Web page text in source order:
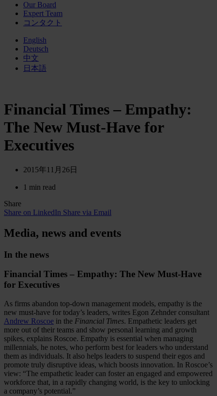
Our Board
Expert Team
コンタクト
English
Deutsch
中文
日本語
Financial Times – Empathy:
The New Must-Have for
Executives
2015年11月26日
1 min read
Share
Share on LinkedIn Share via Email
Media, news and events
In the news
Financial Times – Empathy: The New Must-Have
for Executives
As firms abandon top-down management models, empathy is the
new must-have for today’s leaders, writes Egon Zehnder consultant
Andrew Roscoe in the Financial Times. Empathetic leaders get
more out of their teams and show personal learning and growth
spikes, explains Roscoe. Empathy is essential when managing
millennials, he notes, who perform best for leaders who understand
them as individuals. It also helps leaders to suspend their egos and
promote truly disruptive ideas, which boosts innovation. In Roscoe’s
view: “The empathetic leader can foster an engaged and empowered
workforce that, in a rapidly changing world, is the key to unlocking
a company’s potential.”